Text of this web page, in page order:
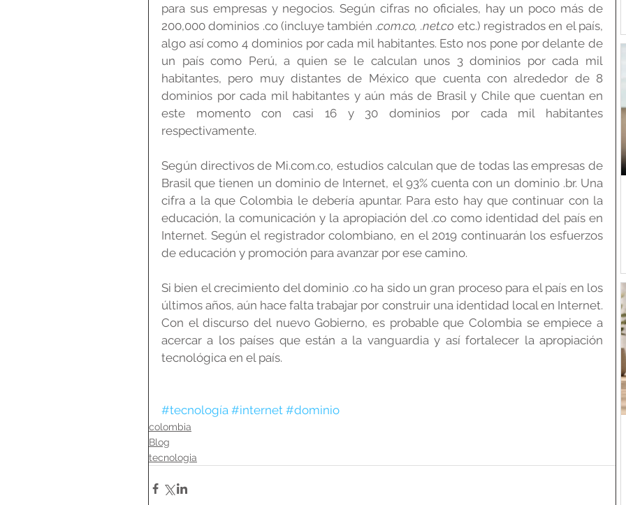
para sus empresas y negocios. Según cifras no oficiales, hay un poco más de
200,000 dominios .co (incluye también .com.co, .net.co etc.) registrados en el país,
algo así como 4 dominios por cada mil habitantes. Esto nos pone por delante de
un país como Perú, a quien se le calculan unos 3 dominios por cada mil
habitantes, pero muy distantes de México que cuenta con alrededor de 8
dominios por cada mil habitantes y aún más de Brasil y Chile que cuentan en
este momento con casi 16 y 30 dominios por cada mil habitantes
respectivamente.
Según directivos de Mi.com.co, estudios calculan que de todas las empresas de
Brasil que tienen un dominio de Internet, el 93% cuenta con un dominio .br. Una
cifra a la que Colombia le debería apuntar. Para esto hay que continuar con la
educación, la comunicación y la apropiación del .co como identidad del país en
Internet. Según el registrador colombiano, en el 2019 continuarán los esfuerzos
de educación y promoción para avanzar por ese camino.
Si bien el crecimiento del dominio .co ha sido un gran proceso para el país en los
últimos años, aún hace falta trabajar por construir una identidad local en Internet.
Con el discurso del nuevo Gobierno, es probable que Colombia se empiece a
acercar a los países que están a la vanguardia y así fortalecer la apropiación
tecnológica en el país.
#tecnología #internet #dominio
colombia
Blog
tecnologia